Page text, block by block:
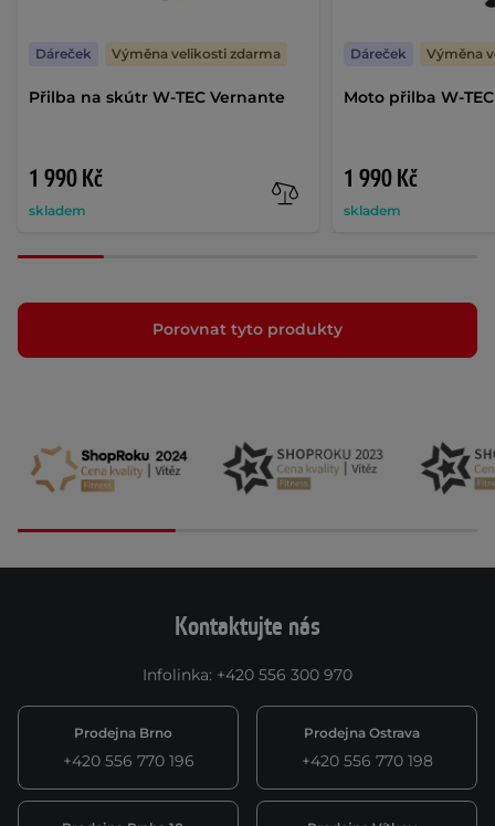
Přilba na skútr W-TEC Vernante
1 990 Kč
skladem
Dáreček Výměna velikosti zdarma
Moto přilba W-
1 990 Kč
skladem
Dáreček Výměna
Porovnat tyto produkty
Kontaktujte nás
Infolinka: +420 556 300 970
Prodejna Brno
+420 556 770 196
Prodejna Ostrava
+420 556 770 198